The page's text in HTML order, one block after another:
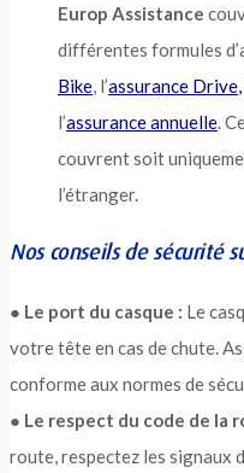
Europ Assistance
différentes formules
Bike, l’assurance Drive,
l’assurance annuelle.
couvrent soit
l’étranger.
Nos conseils de sécurité
● Le port du casque : Le
votre tête en cas de chute.
conforme aux normes de
● Le respect du code de la
route, respectez les signaux